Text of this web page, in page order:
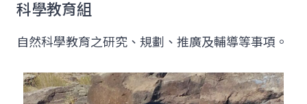
科學教育組
自然科學教育之研究、規劃、推廣及輔導等事項。